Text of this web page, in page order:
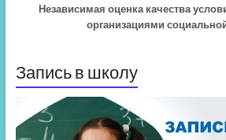
Независимая оценка качества
организациями
Запись в школу